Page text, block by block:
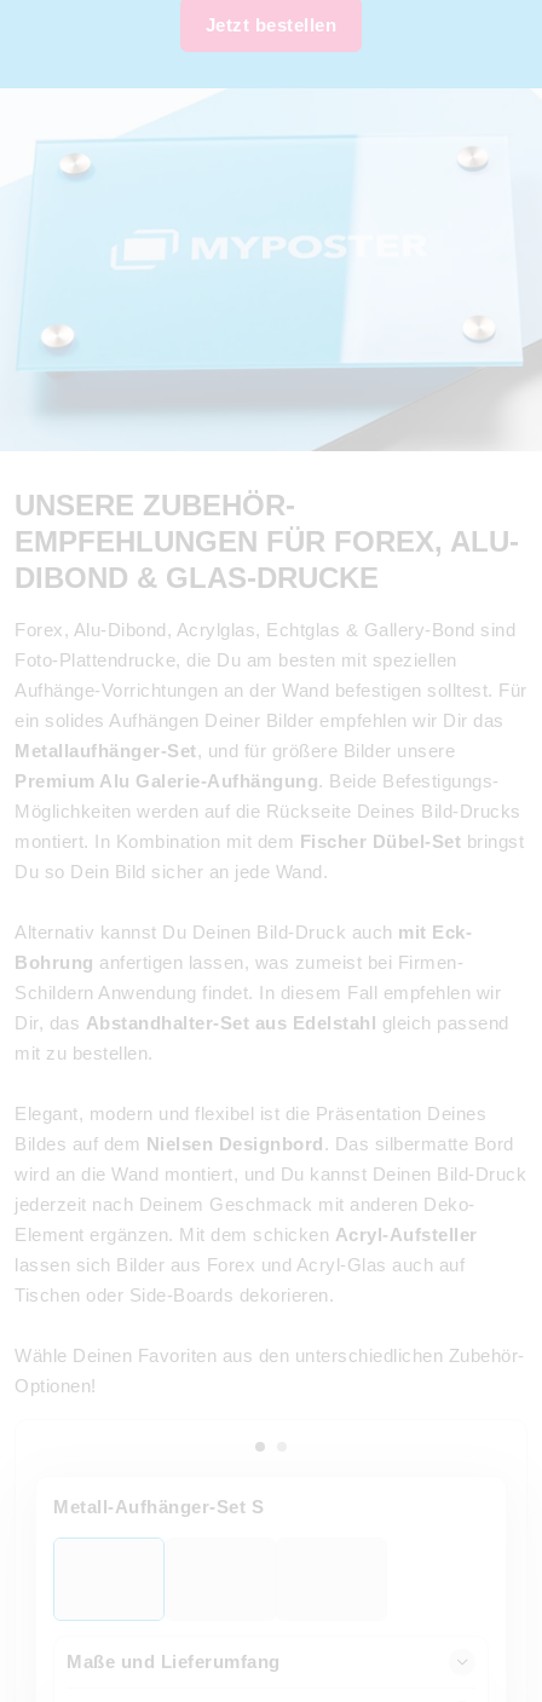
Jetzt bestellen
UNSERE ZUBEHÖR-
EMPFEHLUNGEN FÜR FOREX, ALU-
DIBOND & GLAS-DRUCKE
Forex, Alu-Dibond, Acrylglas, Echtglas & Gallery-Bond sind
Foto-Plattendrucke, die Du am besten mit speziellen
Aufhänge-Vorrichtungen an der Wand befestigen solltest. Für
ein solides Aufhängen Deiner Bilder empfehlen wir Dir das
Metallaufhänger-Set, und für größere Bilder unsere
Premium Alu Galerie-Aufhängung. Beide Befestigungs-
Möglichkeiten werden auf die Rückseite Deines Bild-Drucks
montiert. In Kombination mit dem Fischer Dübel-Set bringst
Du so Dein Bild sicher an jede Wand.
Alternativ kannst Du Deinen Bild-Druck auch mit Eck-
Bohrung anfertigen lassen, was zumeist bei Firmen-
Schildern Anwendung findet. In diesem Fall empfehlen wir
Dir, das Abstandhalter-Set aus Edelstahl gleich passend
mit zu bestellen.
Elegant, modern und flexibel ist die Präsentation Deines
Bildes auf dem Nielsen Designbord. Das silbermatte Bord
wird an die Wand montiert, und Du kannst Deinen Bild-Druck
jederzeit nach Deinem Geschmack mit anderen Deko-
Element ergänzen. Mit dem schicken Acryl-Aufsteller
lassen sich Bilder aus Forex und Acryl-Glas auch auf
Tischen oder Side-Boards dekorieren.
Wähle Deinen Favoriten aus den unterschiedlichen Zubehör-
Optionen!
Metall-Aufhänger-Set S
Maße und Lieferumfang